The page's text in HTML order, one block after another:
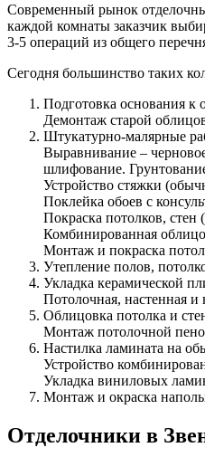
Современный рынок
каждой комнаты заказчик
3-5 операций из общего
Сегодня большинство таких
Подготовка основания к
Демонтаж старой
Штукатурно-малярные
Выравнивание –
шлифование.
Устройство стяжки
Поклейка обоев с
Покраска потолков,
Комбинированная
Монтаж и покраска
Утепление полов,
Укладка керамической
Потолочная, настенная
Облицовка потолка и
Монтаж потолочной
Настилка ламината на
Устройство
Укладка виниловых
Монтаж и окраска
Отделочники в